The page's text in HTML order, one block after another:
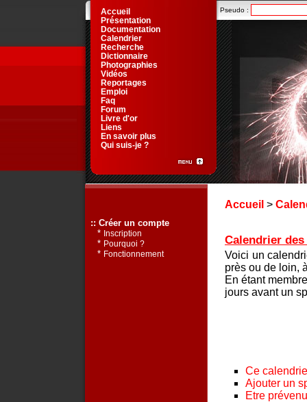
Accueil >
Calendrier
Voici un
près ou de loin,
En étant
jours avant un
Ce
Ajouter un
Etre
Pseudo :
Accueil
Présentation
Documentation
Calendrier
Recherche
Dictionnaire
Photographies
Vidéos
Reportages
Emploi
Faq
Forum
Livre d'or
Liens
En savoir plus
Qui suis-je ?
:: Créer un compte
* Inscription
* Pourquoi ?
* Fonctionnement